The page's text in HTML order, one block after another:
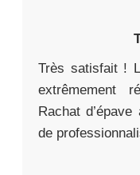
Très satisfait !
extrêmement
Rachat
de